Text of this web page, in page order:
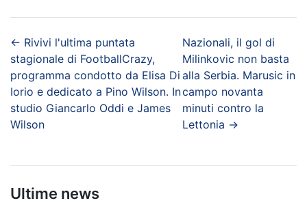
← Rivivi l'ultima puntata
stagionale di FootballCrazy,
programma condotto da Elisa Di
Iorio e dedicato a Pino Wilson. In
studio Giancarlo Oddi e James
Wilson
Nazionali, il gol di
Milinkovic non basta
alla Serbia. Marusic in
campo novanta
minuti contro la
Lettonia →
Ultime news